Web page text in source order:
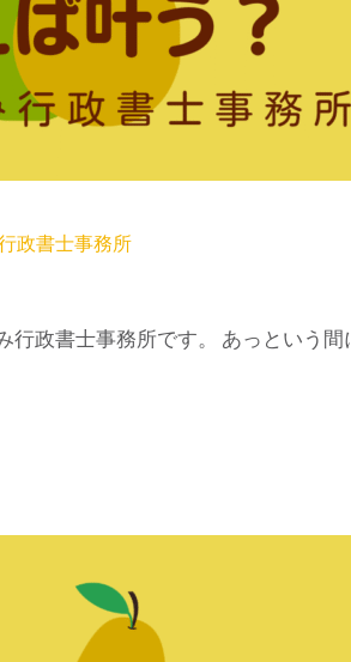
政書士事務所
行政書士事務所です。 あっという間